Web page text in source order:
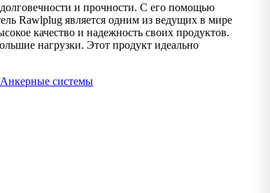
и прочности. С его помощью
Rawlplug является одним из ведущих в мире
качество и надежность своих продуктов.
нагрузки. Этот продукт идеально
Анкерные системы